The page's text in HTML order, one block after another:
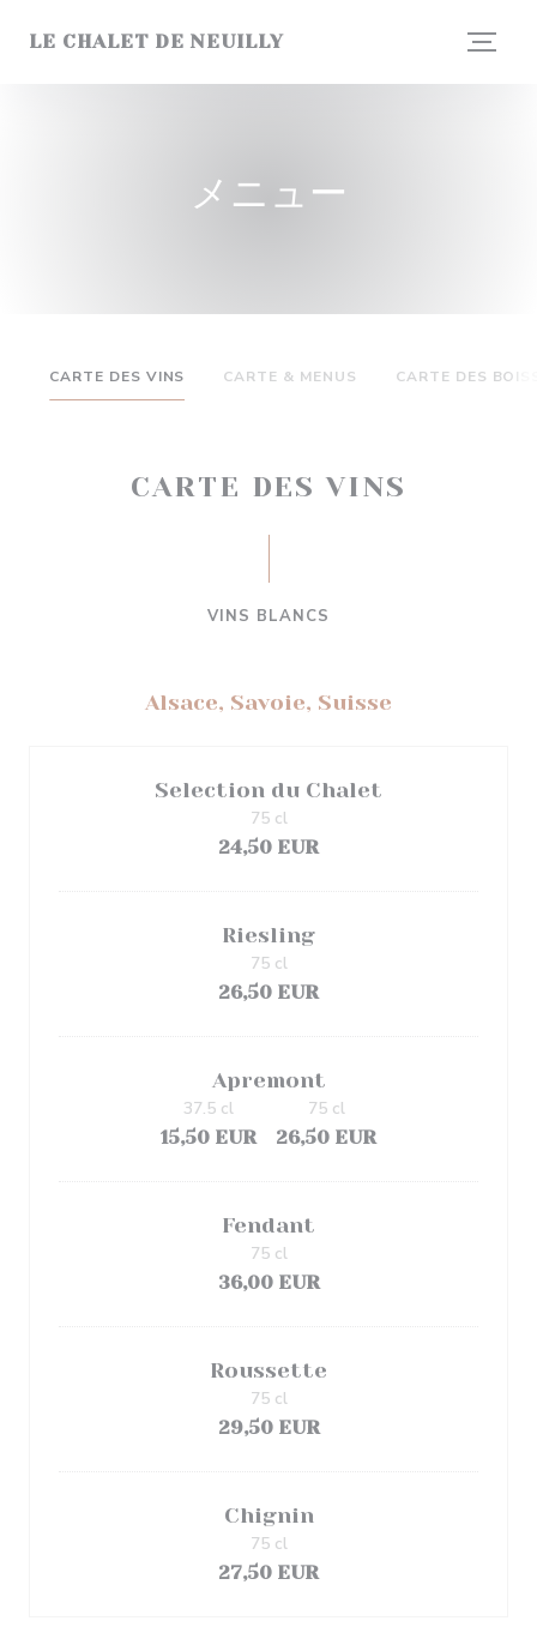
LE CHALET DE NEUILLY
メニュー
CARTE DES VINS CARTE & MENUS CARTE DES
CARTE DES VINS
VINS BLANCS
Alsace, Savoie, Suisse
Selection du Chalet
24,50 EUR
75 cl
Riesling
26,50 EUR
75 cl
Apremont
15,50 EUR
37.5 cl
26,50 EUR
75 cl
Fendant
36,00 EUR
75 cl
Roussette
29,50 EUR
75 cl
Chignin
27,50 EUR
75 cl